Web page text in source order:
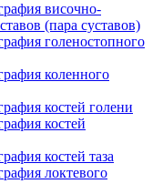
височно-
(пара суставов)
голеностопного
коленного
костей голени
костей
костей таза
локтевого